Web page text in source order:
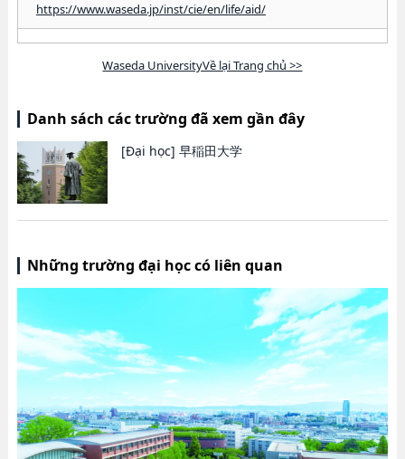
https://www.waseda.jp/inst/cie/en/life/aid/
Waseda UniversityVề lại Trang chủ >>
Danh sách các trường đã xem gần đây
[Đại học] 早稲田大学
Những trường đại học có liên quan